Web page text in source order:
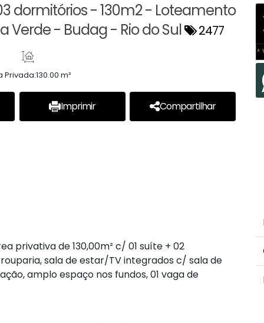
dormitórios - 130m2 - Loteamento
Verde - Budag - Rio do Sul
2477
Privada:130.00 m²
Imprimir Compartilhar
privativa de 130,00m² c/ 01 suíte + 02
sala de estar/TV integrados c/ sala de
amplo espaço nos fundos, 01 vaga de
*